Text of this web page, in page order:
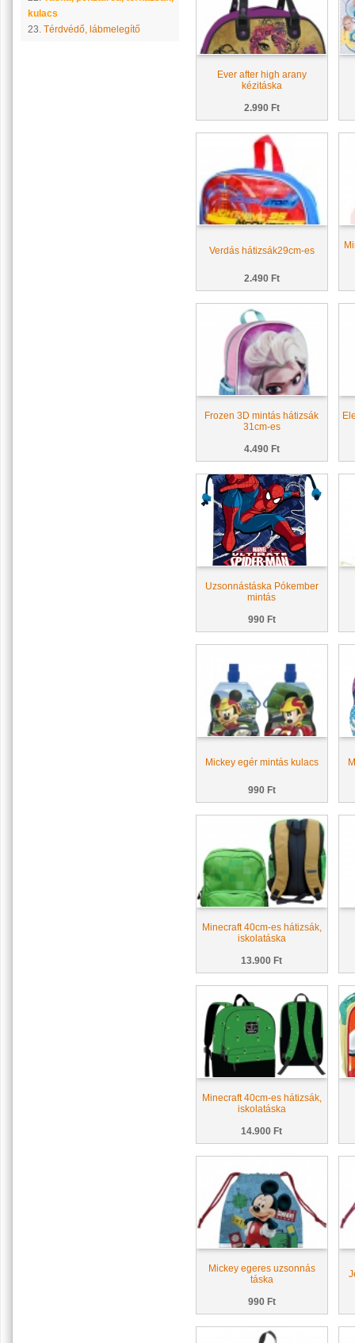
kulacs
23. Térdvédő, lábmelegítő
Ever after high arany
kézitáska
2.990 Ft
Verdás hátizsák29cm-es
2.490 Ft
Frozen 3D mintás hátizsák
31cm-es
4.490 Ft
Uzsonnástáska Pókember
mintás
990 Ft
Mickey egér mintás kulacs
990 Ft
Minecraft 40cm-es hátizsák,
iskolatáska
13.900 Ft
Minecraft 40cm-es hátizsák,
iskolatáska
14.900 Ft
Mickey egeres uzsonnás
táska
990 Ft